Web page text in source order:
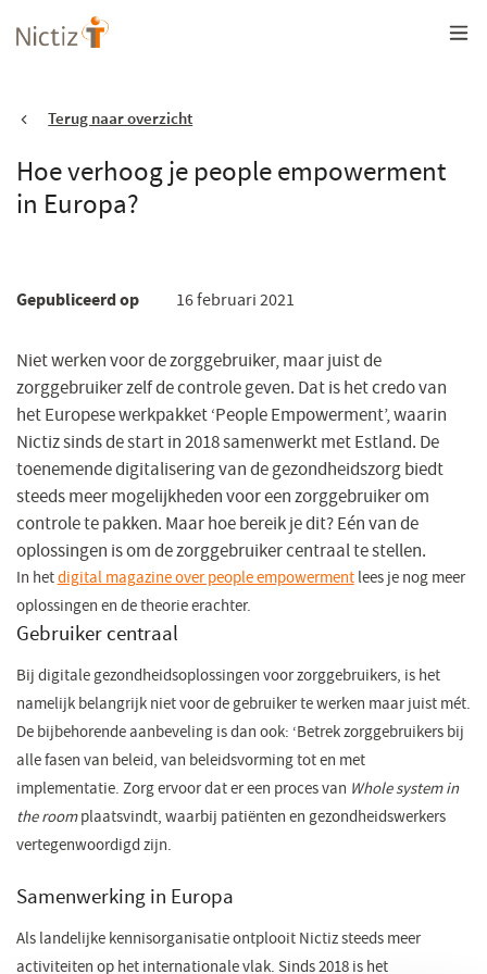
Overslaan
en
gaanTerug naar overzicht
Hoe verhoog je people empowerment
in Europa?
Gepubliceerd op 16 februari 2021
Niet werken voor de zorggebruiker, maar juist de
zorggebruiker zelf de controle geven. Dat is het credo van
het Europese werkpakket ‘People Empowerment’, waarin
Nictiz sinds de start in 2018 samenwerkt met Estland. De
toenemende digitalisering van de gezondheidszorg biedt
steeds meer mogelijkheden voor een zorggebruiker om
controle te pakken. Maar hoe bereik je dit? Eén van de
oplossingen is om de zorggebruiker centraal te stellen.
In hetdigital magazine over people empowerment(opent
lees je nog meer
oplossingen en de theorie erachter.
Gebruiker centraal
Bij digitale gezondheidsoplossingen voor zorggebruikers, is het
namelijk belangrijk niet voor de gebruiker te werken maar juist mét.
De bijbehorende aanbeveling is dan ook: ‘Betrek zorggebruikers bij
alle fasen van beleid, van beleidsvorming tot en met
implementatie. Zorg ervoor dat er een proces van Whole system in
the roomplaatsvindt, waarbij patiënten en gezondheidswerkers
vertegenwoordigd zijn.
Samenwerking in Europa
Als landelijke kennisorganisatie ontplooit Nictiz steeds meer
activiteiten op het internationale vlak. Sinds 2018 is het